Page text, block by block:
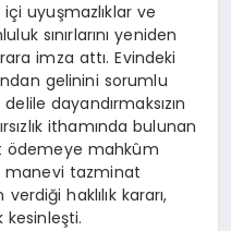
uyuşmazlıklar ve
sınırlarını yeniden
imza attı. Evindeki
gelinini sorumlu
dayandırmaksızın
ithamında bulunan
ödemeye mahkûm
manevi tazminat
haklılık kararı,
kesinleşti.